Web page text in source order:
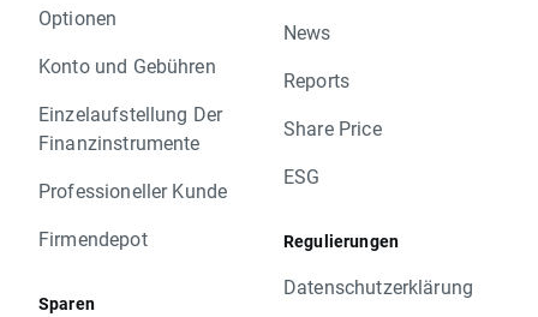
Optionen
Konto und Gebühren
Einzelaufstellung Der
Finanzinstrumente
Professioneller Kunde
Firmendepot
Sparen
News
Reports
Share Price
ESG
Regulierungen
Datenschutzerklärung